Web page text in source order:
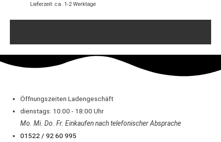
Lieferzeit: ca. 1-2 Werktage
Öffnungszeiten Ladengeschäft
dienstags: 10:00 - 18:00 Uhr
Mo. Mi. Do.Fr. Einkaufennach telefonischer Absprache
01522 / 92 60 995